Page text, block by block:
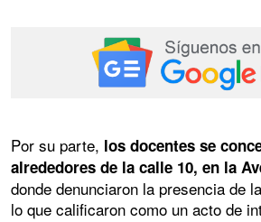
Por su parte, los docentes se
alrededores de la calle 10, en la
donde denunciaron la presencia de
lo que calificaron como un acto de